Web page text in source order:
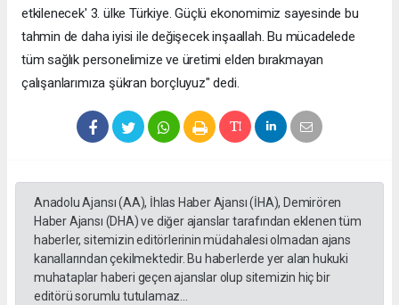
etkilenecek' 3. ülke Türkiye. Güçlü ekonomimiz sayesinde bu
tahmin de daha iyisi ile değişecek inşaallah. Bu mücadelede
tüm sağlık personelimize ve üretimi elden bırakmayan
çalışanlarımıza şükran borçluyuz" dedi.
Anadolu Ajansı (AA), İhlas Haber Ajansı (İHA), Demirören
Haber Ajansı (DHA) ve diğer ajanslar tarafından eklenen tüm
haberler, sitemizin editörlerinin müdahalesi olmadan ajans
kanallarından çekilmektedir. Bu haberlerde yer alan hukuki
muhataplar haberi geçen ajanslar olup sitemizin hiç bir
editörü sorumlu tutulamaz...